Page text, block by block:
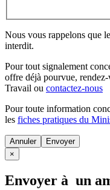
Nous vous rappelons que
interdit.
Pour tout signalement
offre déjà pourvue,
Travail ou contactez-nous
Pour toute information
les fiches pratiques du
Annuler
×
Envoyer à un